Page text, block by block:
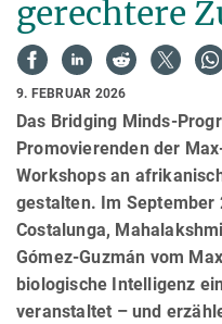
gerechtere
9. FEBRUAR 2026
Das Bridging Minds-
Promovierenden der
Workshops an
gestalten. Im September
Costalunga,
Gómez-Guzmán vom
biologische Intelligenz
veranstaltet – und